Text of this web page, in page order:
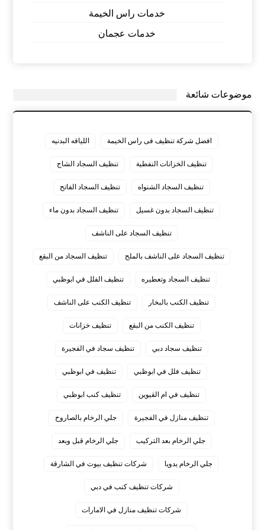
خدمات راس الخيمة
خدمات عجمان
موضوعات شائعة
افضل شركة تنظيف فى راس الخيمة اللياقه البدنيه
تنظيف الخزانات النفطية تنظيف السجاد الشاج
تنظيف السجاد الشنواه تنظيف السجاد الفاتح
تنظيف السجاد بدون غسيل تنظيف السجاد بدون ماء
تنظيف السجاد على الناشف
تنظيف السجاد على الناشف بالملح تنظيف السجاد من البقع
تنظيف السجاد وتعطيره تنظيف الفلل في ابوظبي
تنظيف الكنب بالبخار تنظيف الكنب على الناشف
تنظيف الكنب من البقع تنظيف خزانات
تنظيف سجاد دبي تنظيف سجاد في الفجيرة
تنظيف فلل في ابوظبي تنظيف في ابوظبي
تنظيف في ام القيوين تنظيف كنب ابوظبي
تنظيف منازل في الفجيرة جلي الرخام بالصاروخ
جلي الرخام بعد التركيب جلي الرخام قبل وبعد
جلي الرخام يدويا شركات تنظيف بيوت في الشارقة
شركات تنظيف كنب في دبي
شركات تنظيف منازل في الامارات